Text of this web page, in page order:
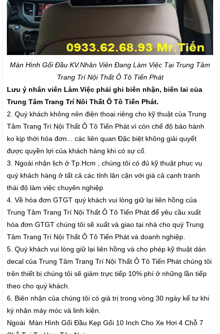
Màn Hình Gối Đầu KV.Nhân Viên Đang Làm Việc Tại Trung Tâm
Trang Trí Nội Thất Ô Tô Tiến Phát
Lưu ý nhân viên Làm Việc phải ghi biên nhận, biên lai của
Trung Tâm Trang Trí Nôi Thất Ô Tô Tiến Phát.
2. Quý khách không nên điện thoại riêng cho kỹ thuật của Trung
Tâm Trang Trí Nội Thất Ô Tô Tiến Phát vì còn chế độ bảo hành
ko kịp thời hóa đơn... các liên quan Đặc biệt không giải quyết
được quyền lợi của khách hàng khi có sự cố.
3. Ngoài nhận lịch ở Tp.Hcm , chúng tôi có đủ kỹ thuật phục vụ
quý khách hàng ở tất cả các tỉnh lân cận với giá cả cạnh tranh
thái độ làm việc chuyên nghiệp
4. Về hóa đơn GTGT quý khách vui lòng giữ lại liên hồng của
Trung Tâm Trang Trí Nội Thất Ô Tô Tiến Phát để yêu cầu xuất
hóa đơn GTGT chúng tôi sẽ xuất và giao tại nhà cho quý Trung
Tâm Trang Trí Nội Thất Ô Tô Tiến Phát và doanh nghiệp.
5. Quý khách vui lòng giữ lại liên hồng và cho phép kỹ thuật dán
decal của Trung Tâm Trang Trí Nội Thất Ô Tô Tiến Phát chúng tôi
trên thiết bị chúng tôi sẽ giảm trực tiếp 10% phí ở những lần tiếp
theo cho quý khách.
6. Biên nhận của chúng tôi có giá trị trong vòng 30 ngày kể tư khi
ký nhận máy móc và linh kiện.
Ngoài Màn Hình Gối Đầu Kẹp Gối 10 Inch Cho Xe Hơi 4 Chỗ 7